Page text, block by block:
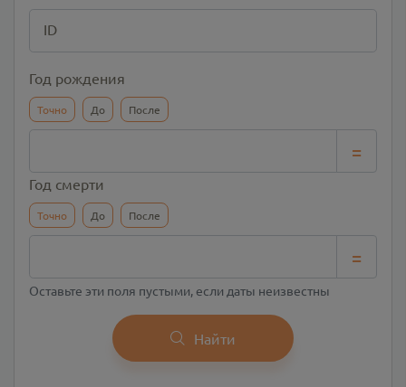
ID
Год рождения
Точно До После
=
Год смерти
Точно До После
=
Оставьте эти поля пустыми, если даты неизвестны
Найти